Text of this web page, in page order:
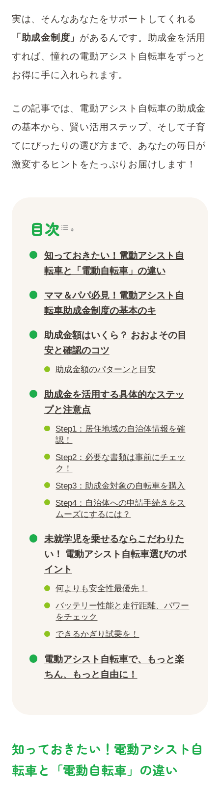
実は、そんなあなたをサポートしてくれる
「助成金制度」 があるんです。助成金を活用
すれば、憧れの電動アシスト自転車をずっと
お得に手に入れられます。
この記事では、電動アシスト自転車の助成金
の基本から、賢い活用ステップ、そして子育
てにぴったりの選び方まで、あなたの毎日が
激変するヒントをたっぷりお届けします！
目次
知っておきたい！電動アシスト自
転車と「電動自転車」の違い
ママ＆パパ必見！電動アシスト自
転車助成金制度の基本のキ
助成金額はいくら？ おおよその目
安と確認のコツ
助成金額のパターンと目安
助成金を活用する具体的なステッ
プと注意点
Step1：居住地域の自治体情報を確
認！
Step2：必要な書類は事前にチェッ
ク！
Step3：助成金対象の自転車を購入
Step4：自治体への申請手続きをス
ムーズにするには？
未就学児を乗せるならこだわりた
い！ 電動アシスト自転車選びのポ
イント
何よりも安全性最優先！
バッテリー性能と走行距離、パワー
をチェック
できるかぎり試乗を！
電動アシスト自転車で、もっと楽
ちん、もっと自由に！
知っておきたい！電動アシスト自
転車と「電動自転車」の違い